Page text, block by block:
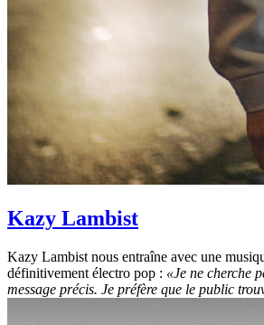
Kazy Lambist
Kazy Lambist nous entraîne avec une
définitivement électro pop : «Je ne cherche
message précis. Je préfère que le public